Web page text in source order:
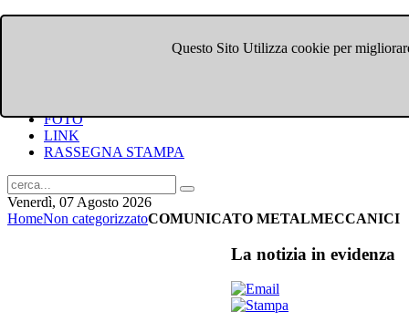
Questo Sito Utilizza cookie per
FOTO
LINK
RASSEGNA STAMPA
Venerdì, 07 Agosto 2026
HomeNon categorizzatoCOMUNICATO METALMECCANICI
La notizia in evidenza